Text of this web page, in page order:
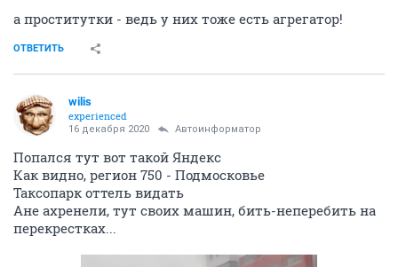
а проститутки - ведь у них тоже есть агрегатор!
ОТВЕТИТЬ
wilis
experienced
16 декабря 2020 Автоинформатор
Попался тут вот такой Яндекс
Как видно, регион 750 - Подмосковье
Таксопарк оттель видать
Ане ахренели, тут своих машин, бить-неперебить на
перекрестках...